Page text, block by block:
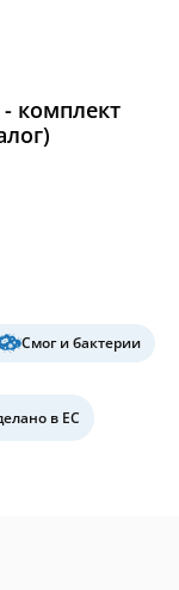
- комплект
Смог и бактерии
в ЕС